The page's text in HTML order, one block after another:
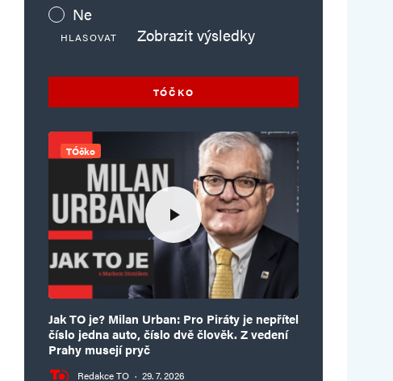
Ne
HLASOVAT Zobrazit výsledky
TÓČKO
TÓčko
Jak TO je? Milan Urban: Pro Piráty je nepřítel
číslo jedna auto, číslo dvě člověk. Z vedení
Prahy musejí pryč
Redakce TO · 29. 7. 2026